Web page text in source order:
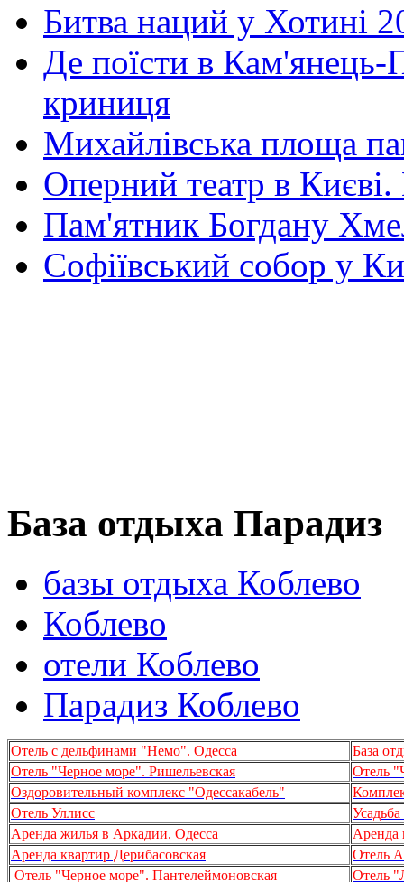
Битва наций у Хотині
Де поїсти в Кам'янець-
криниця
Михайлівська площа
Оперний театр в
Пам'ятник Богдану
Софіївський собор у
База отдыха Парадиз
базы отдыха Коблево
Коблево
отели Коблево
Парадиз Коблево
Отель с дельфинами "Немо". Одесса
База
Отель "Черное море". Ришельевская
Отель
Оздоровительный комплекс "Одессакабель"
Отель Уллисс
Аренда жилья в Аркадии. Одесса
Аренда
Аренда квартир Дерибасовская
Отель
Отель "Черное море". Пантелеймоновская
Отель